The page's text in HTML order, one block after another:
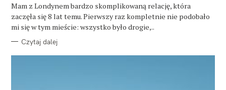
O
R
I
Mam z Londynem bardzo skomplikowaną relację, która
zaczęła się 8 lat temu. Pierwszy raz kompletnie nie podobało
mi się w tym mieście: wszystko było drogie,..
Czytaj dalej